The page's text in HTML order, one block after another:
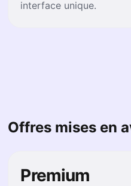
interface unique.
Offres mises en
Premium